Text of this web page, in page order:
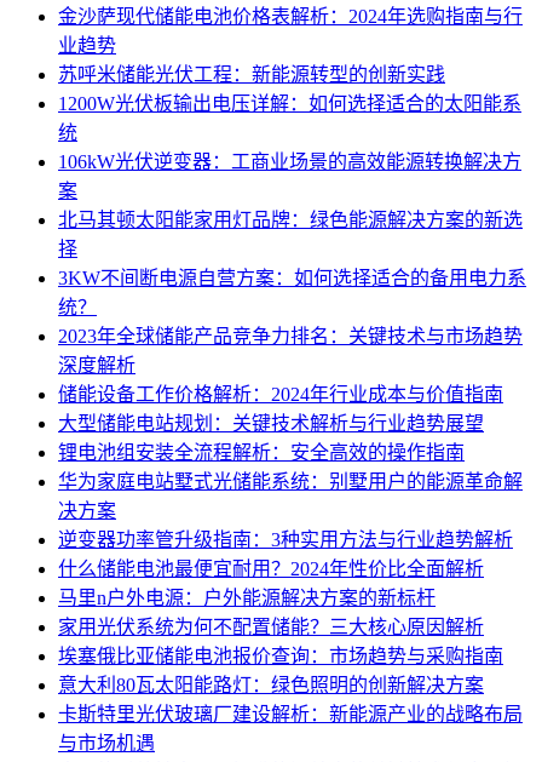
金沙萨现代储能电池价格表解析：2024年选购指南与行
业趋势
苏呼米储能光伏工程：新能源转型的创新实践
1200W光伏板输出电压详解：如何选择适合的太阳能系
统
106kW光伏逆变器：工商业场景的高效能源转换解决方
案
北马其顿太阳能家用灯品牌：绿色能源解决方案的新选
择
3KW不间断电源自营方案：如何选择适合的备用电力系
统？
2023年全球储能产品竞争力排名：关键技术与市场趋势
深度解析
储能设备工作价格解析：2024年行业成本与价值指南
大型储能电站规划：关键技术解析与行业趋势展望
锂电池组安装全流程解析：安全高效的操作指南
华为家庭电站墅式光储能系统：别墅用户的能源革命解
决方案
逆变器功率管升级指南：3种实用方法与行业趋势解析
什么储能电池最便宜耐用？2024年性价比全面解析
马里n户外电源：户外能源解决方案的新标杆
家用光伏系统为何不配置储能？三大核心原因解析
埃塞俄比亚储能电池报价查询：市场趋势与采购指南
意大利80瓦太阳能路灯：绿色照明的创新解决方案
卡斯特里光伏玻璃厂建设解析：新能源产业的战略布局
与市场机遇